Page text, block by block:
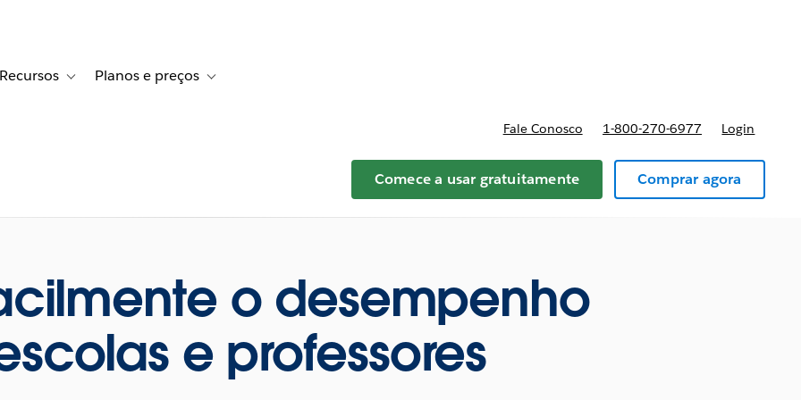
Histórias de clientes
sub-navigation for Soluções
Recursos Toggle sub-navigation for Recursos
Planos e preços Toggle sub-navigation for Planos e preços
Fale Conosco 1-800-270-6977 Login
Comece a usar gratuitamente Comprar agora
o desempenho
e professores